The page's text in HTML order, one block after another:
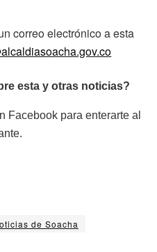
correo electrónico a esta
esta y otras noticias?
Facebook para enterarte al
de Soacha